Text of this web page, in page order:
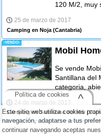
120 M/2, muy
25 de marzo de 2017
Camping en Noja (Cantabria)
-VENDO-
Mobil
Se vende
Santillana del
categoria,
24 de marzo de 2017
Camping en Santillana del Mar
Este sitio web utiliza cookies
navegación, adaptarse a tus
continuar navegando aceptas
Política de cookies ^